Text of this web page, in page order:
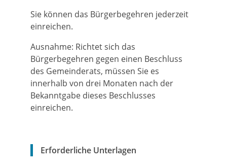
Sie können das Bürgerbegehren jederzeit
einreichen.
Ausnahme: Richtet sich das
Bürgerbegehren gegen einen Beschluss
des Gemeinderats, müssen Sie es
innerhalb von drei Monaten nach der
Bekanntgabe dieses Beschlusses
einreichen.
Erforderliche Unterlagen